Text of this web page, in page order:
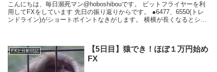
こんにちは、毎日瀕死マン@hoboshibouです。 ビットフライヤーを利
用してFXをしています 先日の振り返りからです。 ●6477、6550(トレ
ンドライン)がショートポイントなきがします。 横横が長くなるとシ
FXと分析日記
【5日目】猿でき！ほぼ１万円始め
FX